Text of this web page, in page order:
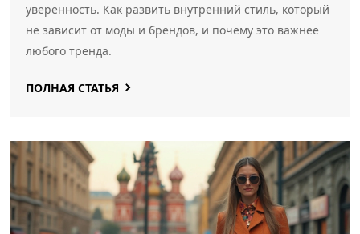
уверенность. Как развить внутренний стиль, который
не зависит от моды и брендов, и почему это важнее
любого тренда.
ПОЛНАЯ СТАТЬЯ